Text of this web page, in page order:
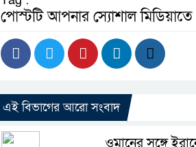
পোস্টটি আপনার স্যোশাল
এই বিভাগের আরো সংবাদ